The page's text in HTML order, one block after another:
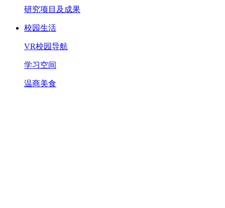
研究项目及成果
校园生活
VR校园导航
学习空间
温商美食